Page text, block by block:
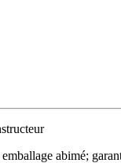
abimé;